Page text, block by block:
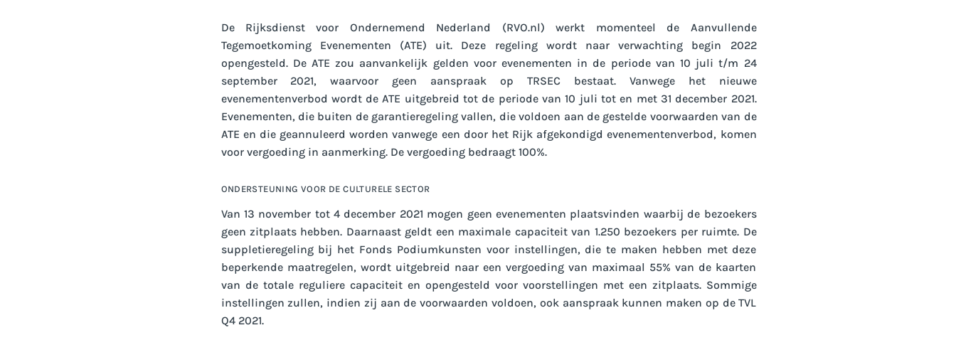
De Rijksdienst voor Ondernemend Nederland (RVO.nl) werkt momenteel de Aanvullende
Tegemoetkoming Evenementen (ATE) uit. Deze regeling wordt naar verwachting begin 2022
opengesteld. De ATE zou aanvankelijk gelden voor evenementen in de periode van 10 juli t/m 24
september 2021, waarvoor geen aanspraak op TRSEC bestaat. Vanwege het nieuwe
evenementenverbod wordt de ATE uitgebreid tot de periode van 10 juli tot en met 31 december 2021.
Evenementen, die buiten de garantieregeling vallen, die voldoen aan de gestelde voorwaarden van de
ATE en die geannuleerd worden vanwege een door het Rijk afgekondigd evenementenverbod, komen
voor vergoeding in aanmerking. De vergoeding bedraagt 100%.
ONDERSTEUNING VOOR DE CULTURELE SECTOR
Van 13 november tot 4 december 2021 mogen geen evenementen plaatsvinden waarbij de bezoekers
geen zitplaats hebben. Daarnaast geldt een maximale capaciteit van 1.250 bezoekers per ruimte. De
suppletieregeling bij het Fonds Podiumkunsten voor instellingen, die te maken hebben met deze
beperkende maatregelen, wordt uitgebreid naar een vergoeding van maximaal 55% van de kaarten
van de totale reguliere capaciteit en opengesteld voor voorstellingen met een zitplaats. Sommige
instellingen zullen, indien zij aan de voorwaarden voldoen, ook aanspraak kunnen maken op de TVL
Q4 2021.